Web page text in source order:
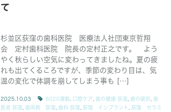
て
杉並区荻窪の歯科医院 医療法人社団東京哲翔
会 定村歯科医院 院長の定村正之です。 よう
やく秋らしい空気に変わってきましたね。夏の疲
れも出てくるころですが、季節の変わり目は、気
温の変化で体調を崩してしまう事も […]
2025.10.03 8020運動 口腔ケア 歯の健康 荻窪 歯の破折, 歯
医者 荻窪
歯周病 荻窪 歯科 荻窪 荻窪 インプラント
荻窪 セラミ